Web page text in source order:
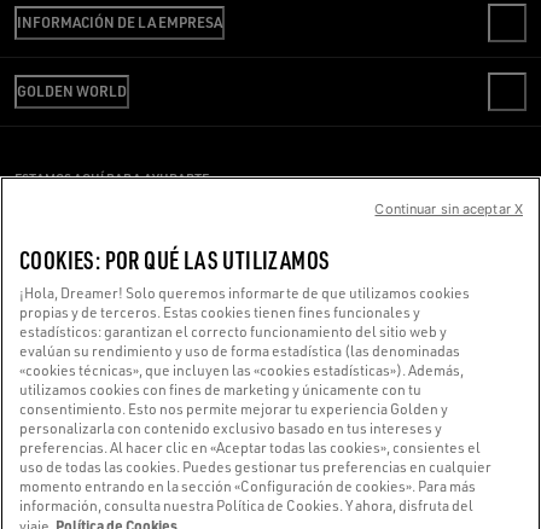
PREGUNTAS FRECUENTES
REVISA TU PEDIDO
ENVÍO
DEVOLUCIONES
GUÍA DE TALLAS
INFORMACIÓN DE LA EMPRESA
CÓDIGO ÉTICO
SOSTENIBILIDAD
OFICINA DE PRENSA
GOLDEN WORLD
COOKIES
CONFIGURACIÓN DE COOKIES
ESTAMOS AQUÍ PARA AYUDARTE
¿Estás usando un lector de pantalla y estás teniendo problemas?
Ponte en contacto con nosotros
Hecho con ❤ en Venecia.
Golden Goose S.p.A. ©2026 - Todos los derechos reservados.Más información
COOKIES: POR QUÉ LAS UTILIZAMOS
¡Hola, Dreamer! Solo queremos informarte de que utilizamos cookies
propias y de terceros. Estas cookies tienen fines funcionales y
estadísticos: garantizan el correcto funcionamiento del sitio web y
evalúan su rendimiento y uso de forma estadística (las denominadas
«cookies técnicas», que incluyen las «cookies estadísticas»). Además,
utilizamos cookies con fines de marketing y únicamente con tu
consentimiento. Esto nos permite mejorar tu experiencia Golden y
personalizarla con contenido exclusivo basado en tus intereses y
preferencias. Al hacer clic en «Aceptar todas las cookies», consientes el
uso de todas las cookies. Puedes gestionar tus preferencias en cualquier
momento entrando en la sección «Configuración de cookies». Para más
información, consulta nuestra Política de Cookies. Y ahora, disfruta del
Continuar sin aceptar X